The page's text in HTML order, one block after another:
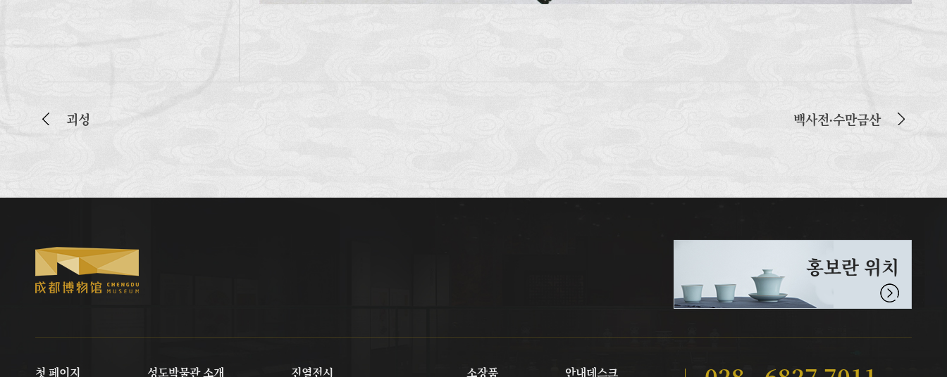
괴성 백사전∙수만금산
홍보란 위치
첫 페이지 성도박물관 소개 진열전시 소장품 안내데스크